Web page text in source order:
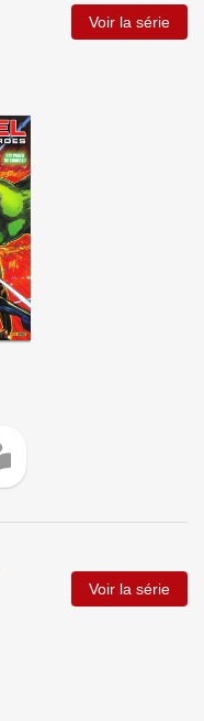
Voir la série
Voir la série